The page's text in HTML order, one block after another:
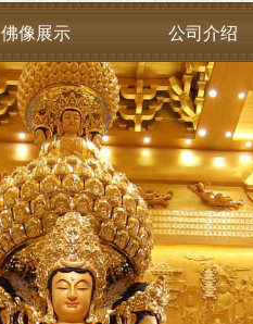
佛像展示 公司介绍